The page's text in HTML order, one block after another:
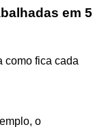
em 5
como fica cada
o